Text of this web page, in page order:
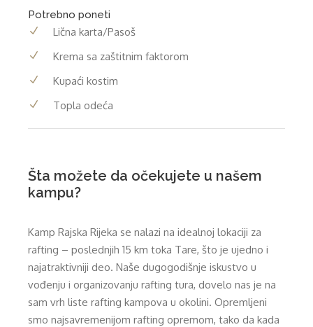
Potrebno poneti
Lična karta/Pasoš
Krema sa zaštitnim faktorom
Kupaći kostim
Topla odeća
Šta možete da očekujete u našem
kampu?
Kamp Rajska Rijeka se nalazi na idealnoj lokaciji za
rafting – poslednjih 15 km toka Tare, što je ujedno i
najatraktivniji deo. Naše dugogodišnje iskustvo u
vođenju i organizovanju rafting tura, dovelo nas je na
sam vrh liste rafting kampova u okolini. Opremljeni
smo najsavremenijom rafting opremom, tako da kada